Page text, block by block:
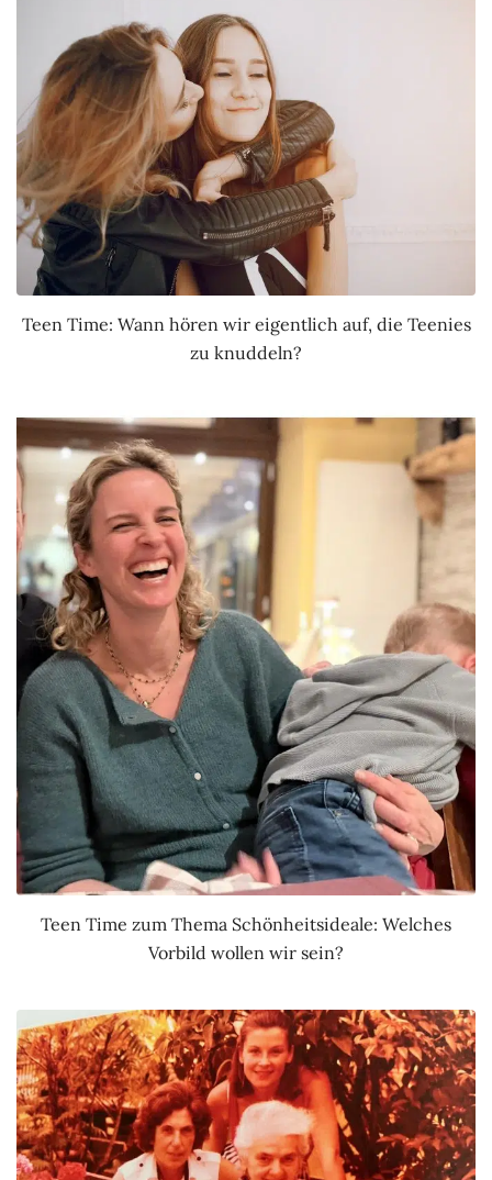
Teen Time: Wann hören wir eigentlich auf, die Teenies
zu knuddeln?
Teen Time zum Thema Schönheitsideale: Welches
Vorbild wollen wir sein?